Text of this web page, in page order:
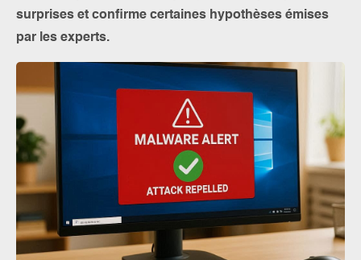
surprises et confirme certaines hypothèses émises
par les experts.